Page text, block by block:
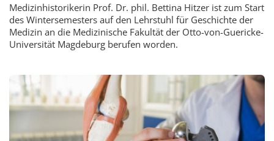
Medizinhistorikerin Prof. Dr. phil. Bettina Hitzer ist zum Start
des Wintersemesters auf den Lehrstuhl für Geschichte der
Medizin an die Medizinische Fakultät der Otto-von-Guericke-
Universität Magdeburg berufen worden.